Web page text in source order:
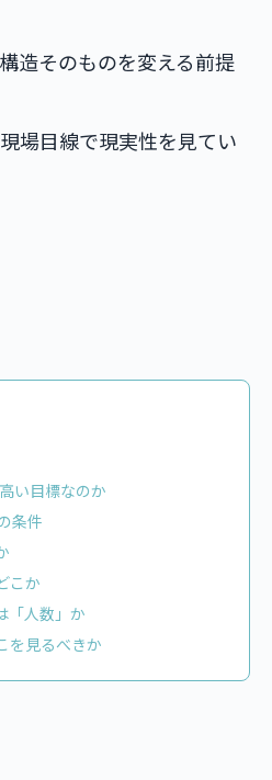
造そのものを変える前提
場目線で現実性を見てい
い目標なのか
条件
こか
「人数」か
を見るべきか